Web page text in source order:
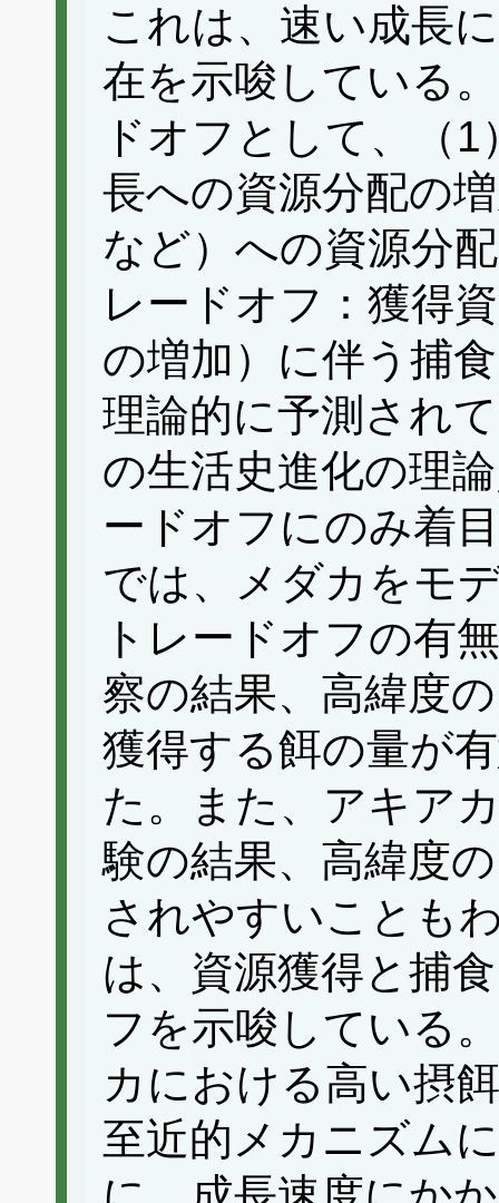
これは、速い成長
在を示唆している
ドオフとして、（
長への資源分配の
など）への資源分
レードオフ：獲得
の増加）に伴う捕
理論的に予測され
の生活史進化の理
ードオフにのみ着
では、メダカをモ
トレードオフの有
察の結果、高緯度
獲得する餌の量が
た。また、アキア
験の結果、高緯度
されやすいことも
は、資源獲得と捕
フを示唆している
カにおける高い摂
至近的メカニズム